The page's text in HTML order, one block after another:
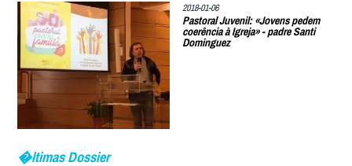
2018-01-06
Pastoral Juvenil: «Jovens pedem
coerência à Igreja» - padre Santi
Dominguez
�ltimas Dossier